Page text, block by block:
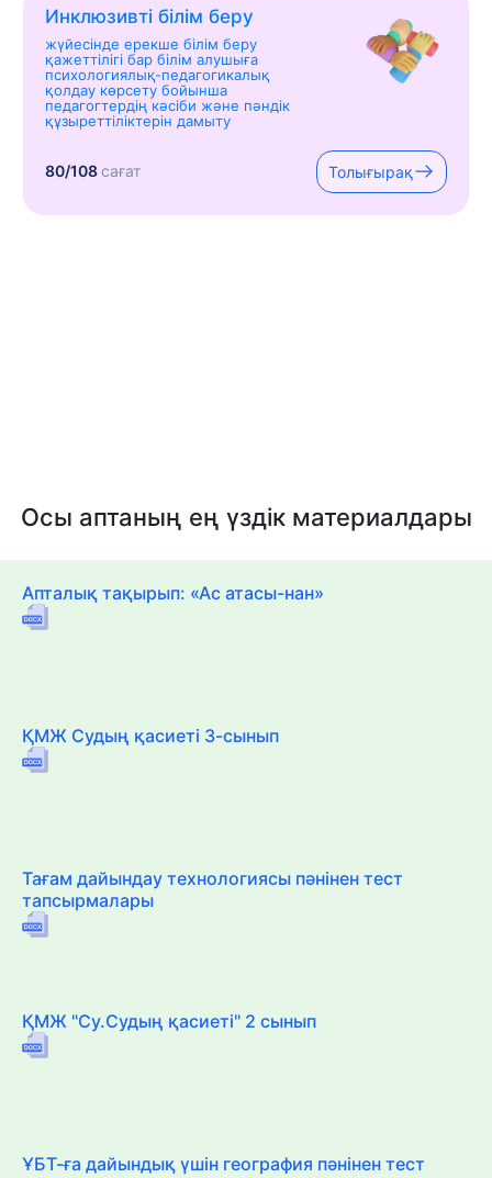
Инклюзивті білім беру
жүйесінде ерекше білім беру
қажеттілігі бар білім алушыға
психологиялық-педагогикалық
қолдау көрсету бойынша
педагогтердің кәсіби және пәндік
құзыреттіліктерін дамыту
80/108сағат Толығырақ
Осы аптаның ең үздік материалдары
Апталық тақырып: «Ас атасы-нан»
ҚМЖ Судың қасиеті 3-сынып
Тағам дайындау технологиясы пәнінен тест
тапсырмалары
ҚМЖ "Су.Судың қасиеті" 2 сынып
ҰБТ-ға дайындық үшін география пәнінен тест